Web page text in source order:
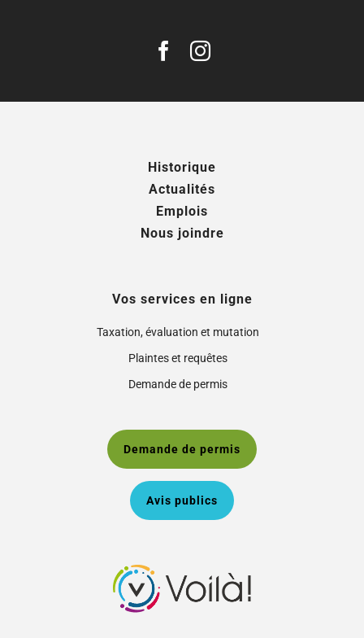
Historique
Actualités
Emplois
Nous joindre
Vos services en ligne
Taxation, évaluation et mutation
Plaintes et requêtes
Demande de permis
Demande de permis
Avis publics